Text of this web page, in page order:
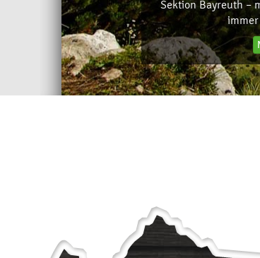
Sektion Bayreuth –